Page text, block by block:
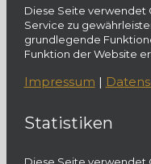
Diese Seite verwendet
Service zu
grundlegende
Funktion der Website
Impressum |
Statistiken